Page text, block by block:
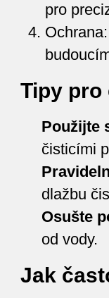
pro
Tipy
Použijte
čisticími
dlažbu
Osušte
od vody.
Jak